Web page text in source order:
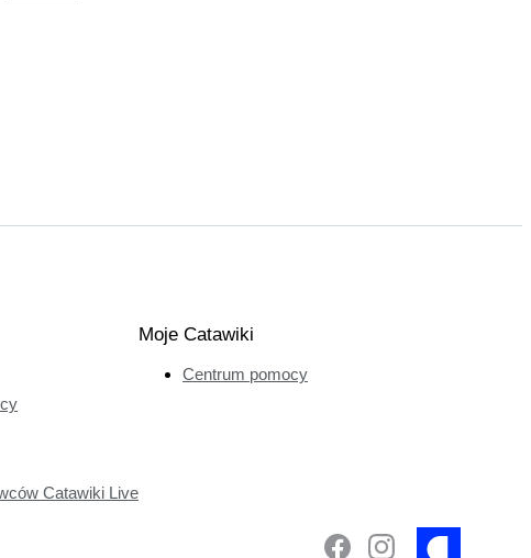
Catawiki Live
Moje Catawiki
Centrum pomocy